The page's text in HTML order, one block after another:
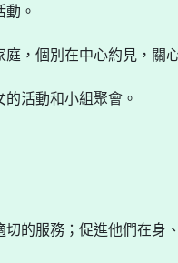
。
庭，個別在中心約見，
的活動和小組聚會。
的服務；促進他們在身